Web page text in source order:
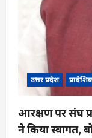
उत्तर प्रदेश
आरक्षण पर संघ
ने किया स्वागत,